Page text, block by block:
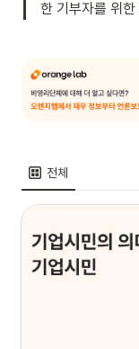
한 기부자를 위
전체